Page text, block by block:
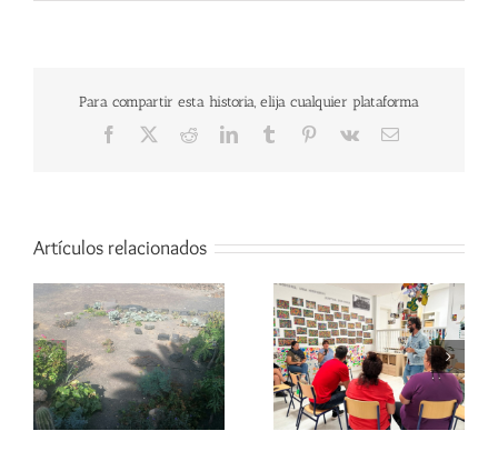
Para compartir esta historia, elija cualquier plataforma
Facebook RedditLinkedInTumblr Pinterest
Vk
Correo
Artículos relacionados